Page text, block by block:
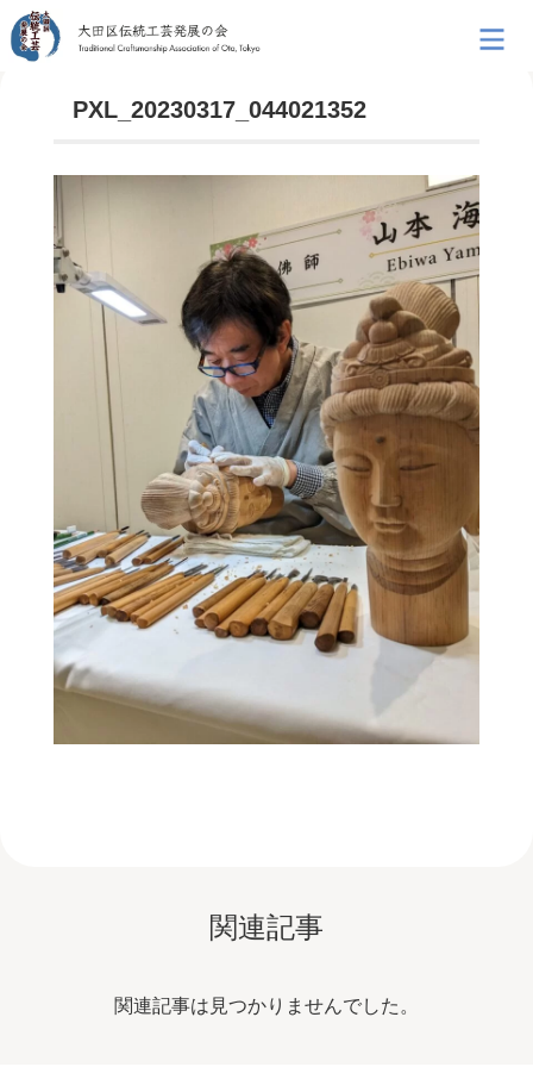
PXL_20230317_044021352
関連記事
関連記事は見つかりませんでした。